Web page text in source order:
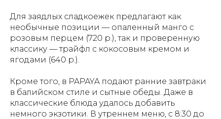
Для заядлых сладкоежек предлагают как
необычные позиции — опаленный манго с
розовым перцем (720 р.), так и проверенную
классику — трайфл с кокосовым кремом и
ягодами (640 р.).
Кроме того, в PAPAYA подают ранние завтраки
в балийском стиле и сытные обеды. Даже в
классические блюда удалось добавить
немного экзотики. В утреннем меню, с 8:30 до